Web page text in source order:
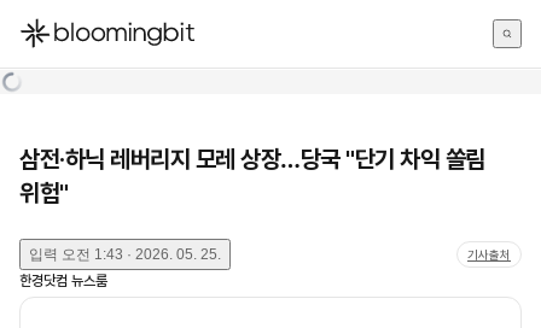
한국어
삼전·하닉 레버리지 모레 상장…당국 "단기 차익 쏠림
위험"
입력 오전 1:43 · 2026. 05. 25. 기사출처
한경닷컴 뉴스룸